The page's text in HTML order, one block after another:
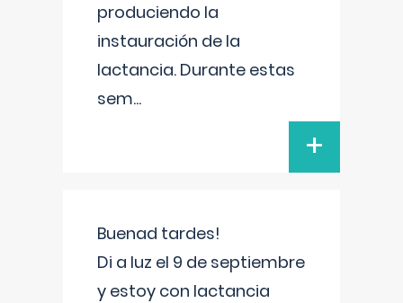
produciendo la
instauración de la
lactancia. Durante estas
sem...
+
Buenad tardes!
Di a luz el 9 de septiembre
y estoy con lactancia